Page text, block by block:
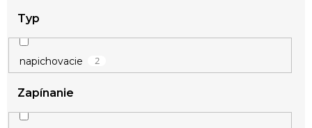
Typ
napichovacie 2
Zapínanie